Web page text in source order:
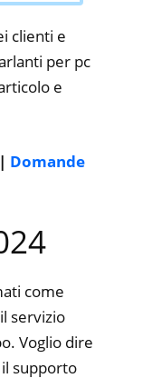
clienti e
per pc
e
| Domande
come
servizio
Voglio dire
supporto